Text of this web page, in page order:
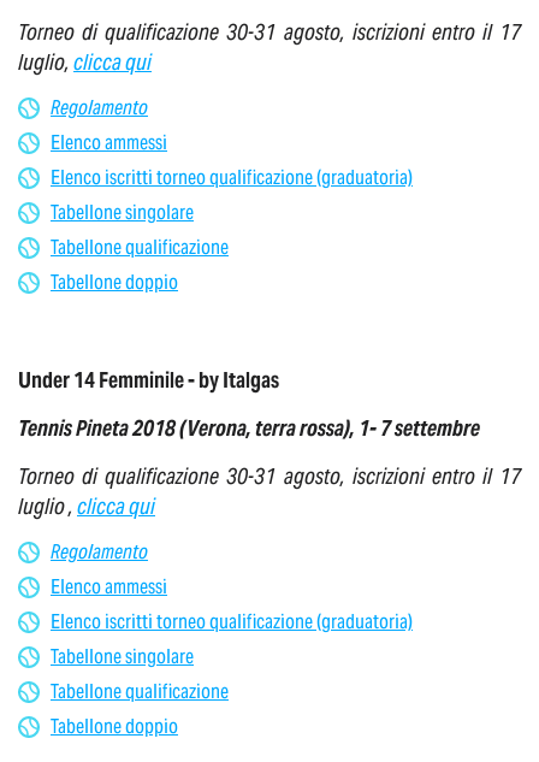
Torneo di qualificazione 30-31 agosto, iscrizioni entro il 17
luglio, clicca qui
Regolamento
Elenco ammessi
Elenco iscritti torneo qualificazione (graduatoria)
Tabellone singolare
Tabellone qualificazione
Tabellone doppio
Under 14 Femminile - by Italgas
Tennis Pineta 2018 (Verona, terra rossa), 1- 7 settembre
Torneo di qualificazione 30-31 agosto, iscrizioni entro il 17
luglio , clicca qui
Regolamento
Elenco ammessi
Elenco iscritti torneo qualificazione (graduatoria)
Tabellone singolare
Tabellone qualificazione
Tabellone doppio